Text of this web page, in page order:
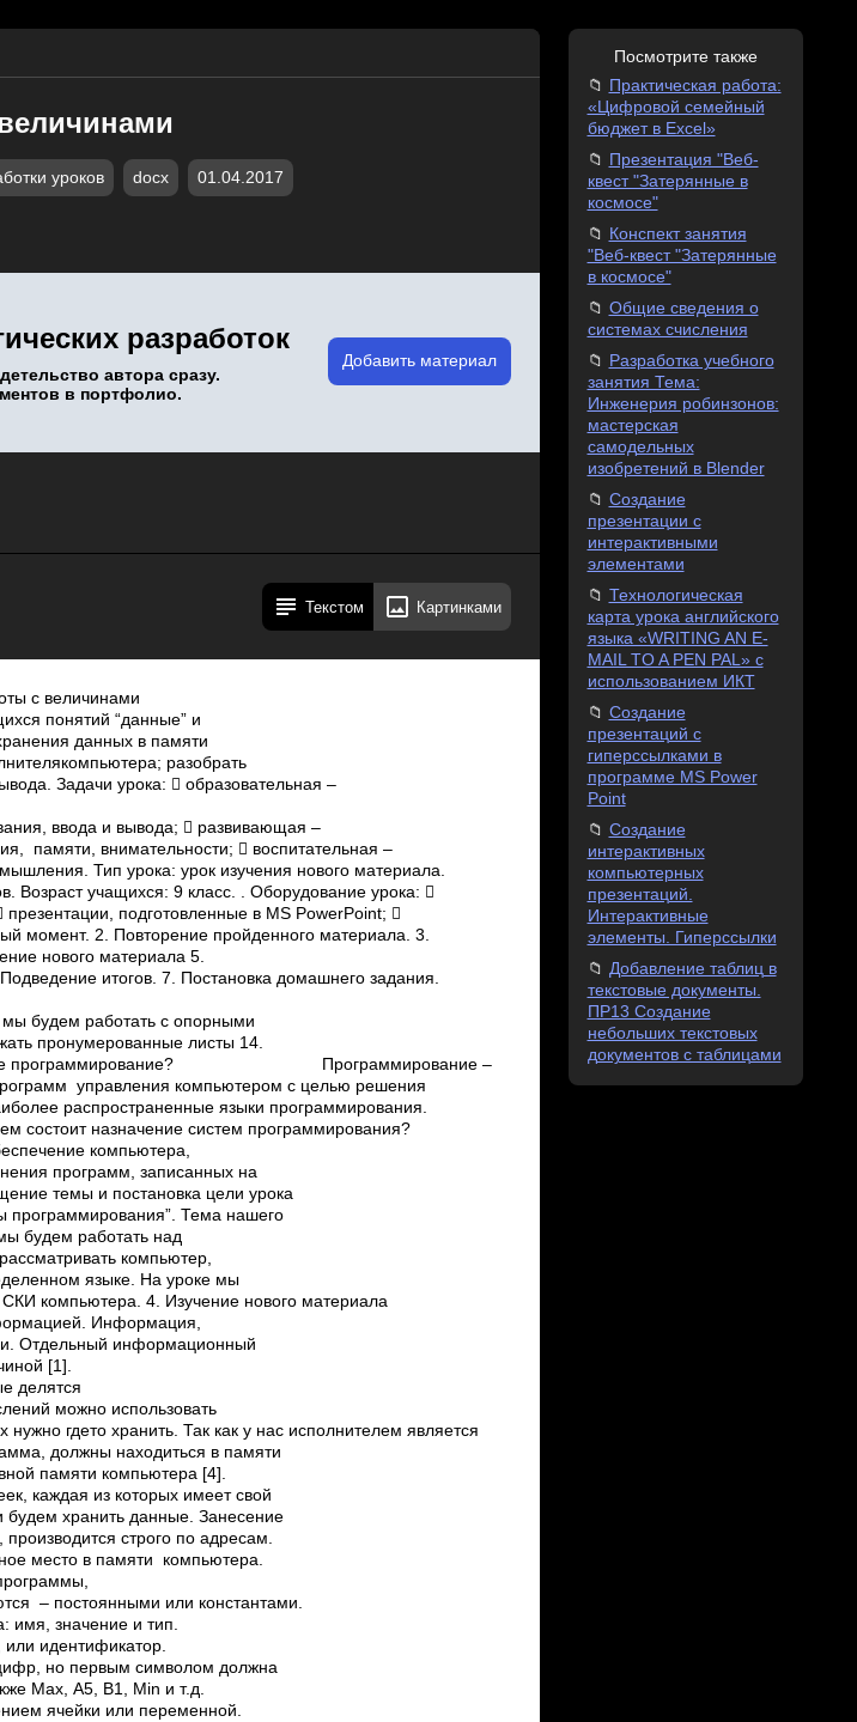
уроков docx 01.04.2017
разработок
автора сразу.
в портфолио.
Добавить материал
Текстом Картинками
с величинами
понятий “данные” и
данных в памяти
разобрать
Задачи урока:  образовательная –
ввода и вывода;  развивающая –
памяти, внимательности;  воспитательная –
Тип урока: урок изучения нового материала.
Возраст учащихся: 9 класс. . Оборудование урока: 
подготовленные в MS PowerPoint; 
момент. 2. Повторение пройденного материала. 3.
нового материала 5.
итогов. 7. Постановка домашнего задания.
мы будем работать с опорными
пронумерованные листы 1­4.
такое программирование? Программирование –
управления компьютером с целью решения
распространенные языки программирования.
состоит назначение систем программирования?
компьютера,
программ, записанных на
темы и постановка цели урока
программирования”. Тема нашего
будем работать над
компьютер,
языке. На уроке мы
компьютера. 4. Изучение нового материала
Информация,
Отдельный информационный
[1].
делятся
можно использовать
где­то хранить. Так как у нас исполнителем является
должны находиться в памяти
памяти компьютера [4].
каждая из которых имеет свой
хранить данные. Занесение
строго по адресам.
место в памяти компьютера.
– постоянными или константами.
имя, значение и тип.
или идентификатор.
цифр, но первым символом должна
Max, A5, B1, Min и т.д.
ячейки или переменной.
Посмотрите также
Практическая работа:
«Цифровой семейный
бюджет в Excel»
Презентация "Веб-
квест "Затерянные в
космосе"
Конспект занятия
"Веб-квест "Затерянные
в космосе"
Общие сведения о
системах счисления
Разработка учебного
занятия Тема:
Инженерия робинзонов:
мастерская
самодельных
изобретений в Blender
Создание
презентации с
интерактивными
элементами
Технологическая
карта урока английского
языка «WRITING AN E-
MAIL TO A PEN PAL» с
использованием ИКТ
Создание
презентаций с
гиперссылками в
программе MS Power
Point
Создание
интерактивных
компьютерных
презентаций.
Интерактивные
элементы. Гиперссылки
Добавление таблиц в
текстовые документы.
ПР13 Создание
небольших текстовых
документов с таблицами